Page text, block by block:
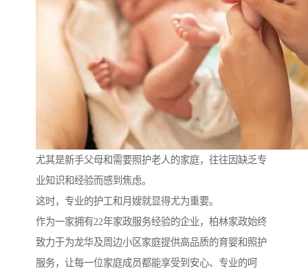
尤其是新手父母和需要照护老人的家庭，往往因缺乏专
业知识和经验而感到焦虑。
这时，专业的护工和月嫂就显得尤为重要。
作为一家拥有22年家政服务经验的企业，柏林家政始终
致力于为龙华及周边小区家庭提供高品质的育婴和照护
服务，让每一位家庭成员都能享受到安心、专业的呵